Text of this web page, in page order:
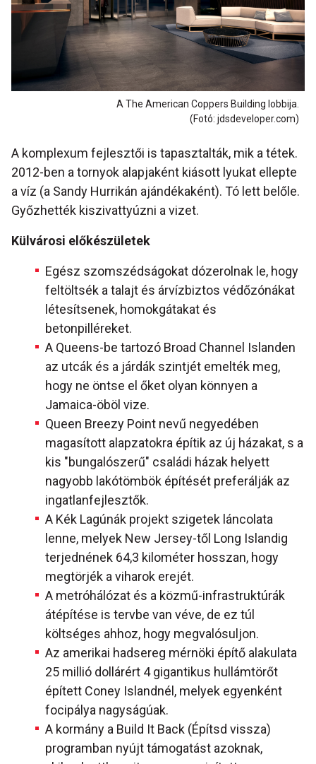
A The American Coppers Building lobbija.
(Fotó: jdsdeveloper.com)
A komplexum fejlesztői is tapasztalták, mik a tétek.
2012-ben a tornyok alapjaként kiásott lyukat ellepte
a víz (a Sandy Hurrikán ajándékaként). Tó lett belőle.
Győzhették kiszivattyúzni a vizet.
Külvárosi előkészületek
Egész szomszédságokat dózerolnak le, hogy
feltöltsék a talajt és árvízbiztos védőzónákat
létesítsenek, homokgátakat és
betonpilléreket.
A Queens-be tartozó Broad Channel Islanden
az utcák és a járdák szintjét emelték meg,
hogy ne öntse el őket olyan könnyen a
Jamaica-öböl vize.
Queen Breezy Point nevű negyedében
magasított alapzatokra építik az új házakat, s a
kis "bungalószerű" családi házak helyett
nagyobb lakótömbök építését preferálják az
ingatlanfejlesztők.
A Kék Lagúnák projekt szigetek láncolata
lenne, melyek New Jersey-től Long Islandig
terjednének 64,3 kilométer hosszan, hogy
megtörjék a viharok erejét.
A metróhálózat és a közmű-infrastruktúrák
átépítése is tervbe van véve, de ez túl
költséges ahhoz, hogy megvalósuljon.
Az amerikai hadsereg mérnöki építő alakulata
25 millió dollárért 4 gigantikus hullámtörőt
épített Coney Islandnél, melyek egyenként
focipálya nagyságúak.
A kormány a Build It Back (Építsd vissza)
programban nyújt támogatást azoknak,